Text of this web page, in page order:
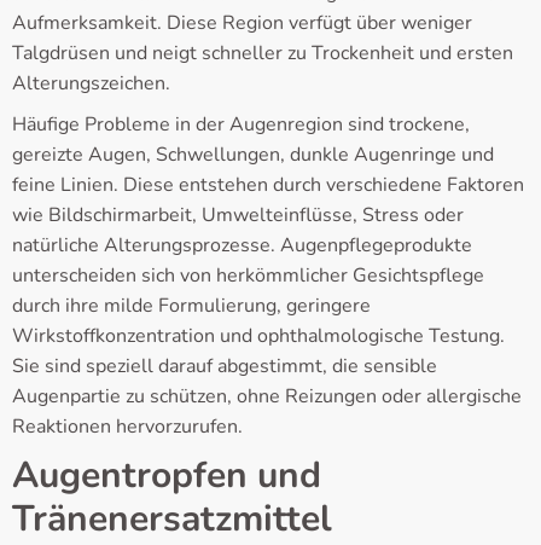
Aufmerksamkeit. Diese Region verfügt über weniger
Talgdrüsen und neigt schneller zu Trockenheit und ersten
Alterungszeichen.
Häufige Probleme in der Augenregion sind trockene,
gereizte Augen, Schwellungen, dunkle Augenringe und
feine Linien. Diese entstehen durch verschiedene Faktoren
wie Bildschirmarbeit, Umwelteinflüsse, Stress oder
natürliche Alterungsprozesse. Augenpflegeprodukte
unterscheiden sich von herkömmlicher Gesichtspflege
durch ihre milde Formulierung, geringere
Wirkstoffkonzentration und ophthalmologische Testung.
Sie sind speziell darauf abgestimmt, die sensible
Augenpartie zu schützen, ohne Reizungen oder allergische
Reaktionen hervorzurufen.
Augentropfen und
Tränenersatzmittel